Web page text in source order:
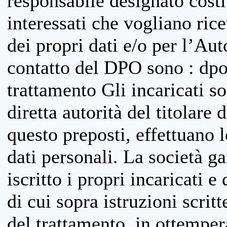
interessati che vogliano
dei propri dati e/o per
contatto del DPO sono :
trattamento Gli incaricati
diretta autorità del titolare
questo preposti, effettuano
dati personali. La società
iscritto i propri incaricati e
di cui sopra istruzioni